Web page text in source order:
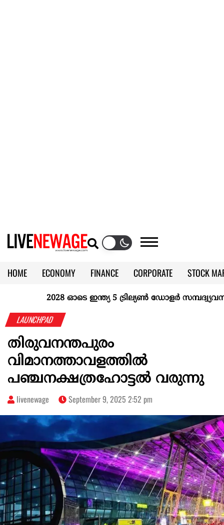
HOME ECONOMY FINANCE CORPORATE
STOCK
KERALA @70
2028 ഓടെ ഇന്ത്യ 5 ട്രില്യണ്‍ ഡോളര്‍
LAUNCHPAD
തിരുവനന്തപുരം
വിമാനത്താവളത്തിൽ
പഞ്ചനക്ഷത്രഹോട്ടൽ വരുന്നു
livenewage September 9, 2025 2:52 pm